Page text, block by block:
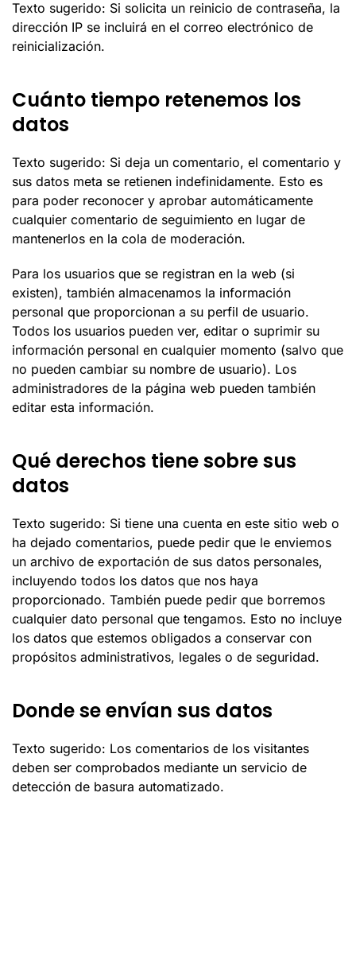
Texto sugerido: Si solicita un reinicio de contraseña, la
dirección IP se incluirá en el correo electrónico de
reinicialización.
Cuánto tiempo retenemos los
datos
Texto sugerido: Si deja un comentario, el comentario y
sus datos meta se retienen indefinidamente. Esto es
para poder reconocer y aprobar automáticamente
cualquier comentario de seguimiento en lugar de
mantenerlos en la cola de moderación.
Para los usuarios que se registran en la web (si
existen), también almacenamos la información
personal que proporcionan a su perfil de usuario.
Todos los usuarios pueden ver, editar o suprimir su
información personal en cualquier momento (salvo que
no pueden cambiar su nombre de usuario). Los
administradores de la página web pueden también
editar esta información.
Qué derechos tiene sobre sus
datos
Texto sugerido: Si tiene una cuenta en este sitio web o
ha dejado comentarios, puede pedir que le enviemos
un archivo de exportación de sus datos personales,
incluyendo todos los datos que nos haya
proporcionado. También puede pedir que borremos
cualquier dato personal que tengamos. Esto no incluye
los datos que estemos obligados a conservar con
propósitos administrativos, legales o de seguridad.
Donde se envían sus datos
Texto sugerido: Los comentarios de los visitantes
deben ser comprobados mediante un servicio de
detección de basura automatizado.